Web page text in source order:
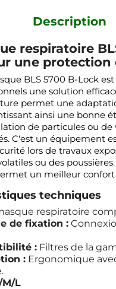
Description
respiratoire
une protection
BLS 5700 B-Lock
une solution
permet une
ainsi une bonne
de particules ou de
C'est un équipement
lors de travaux
ou des
un meilleur
techniques
respiratoire
de fixation :
: Filtres de la
: Ergonomique
M/L